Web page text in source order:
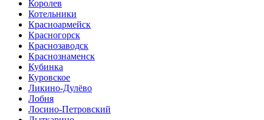
Королев
Котельники
Красноармейск
Красногорск
Краснозаводск
Краснознаменск
Кубинка
Куровское
Ликино-Дулёво
Лобня
Лосино-Петровский